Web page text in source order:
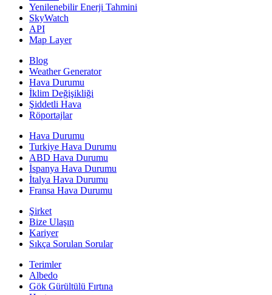
Yenilenebilir Enerji Tahmini
SkyWatch
API
Map Layer
Blog
Weather Generator
Hava Durumu
İklim Değişikliği
Şiddetli Hava
Röportajlar
Hava Durumu
Turkiye Hava Durumu
ABD Hava Durumu
İspanya Hava Durumu
İtalya Hava Durumu
Fransa Hava Durumu
Şirket
Bize Ulaşın
Kariyer
Sıkça Sorulan Sorular
Terimler
Albedo
Gök Gürültülü Fırtına